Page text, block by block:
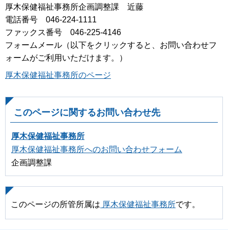
厚木保健福祉事務所企画調整課 近藤
電話番号 046-224-1111
ファックス番号 046-225-4146
フォームメール（以下をクリックすると、お問い合わせフ
ォームがご利用いただけます。）
厚木保健福祉事務所のページ
このページに関するお問い合わせ先
厚木保健福祉事務所
厚木保健福祉事務所へのお問い合わせフォーム
企画調整課
このページの所管所属は 厚木保健福祉事務所です。